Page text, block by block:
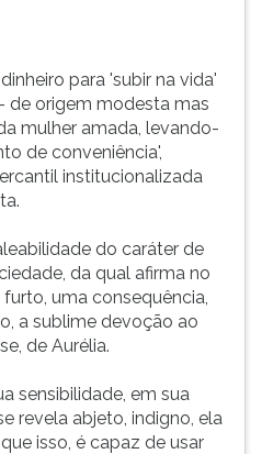
para 'subir na vida'
de origem modesta mas
mulher amada, levando-
de conveniência',
institucionalizada
do caráter de
da qual afirma no
uma consequência,
a sublime devoção ao
de Aurélia.
sensibilidade, em sua
revela abjeto, indigno, ela
isso, é capaz de usar